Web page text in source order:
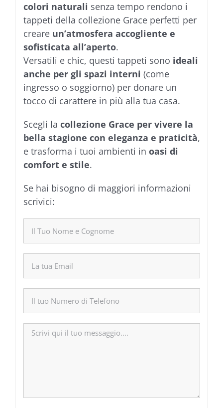
colori naturali senza tempo rendono i
tappeti della collezione Grace perfetti per
creare un’atmosfera accogliente e
sofisticata all’aperto.
Versatili e chic, questi tappeti sono ideali
anche per gli spazi interni (come
ingresso o soggiorno) per donare un
tocco di carattere in più alla tua casa.
Scegli la collezione Grace per vivere la
bella stagione con eleganza e praticità,
e trasforma i tuoi ambienti in oasi di
comfort e stile.
Se hai bisogno di maggiori informazioni
scrivici: